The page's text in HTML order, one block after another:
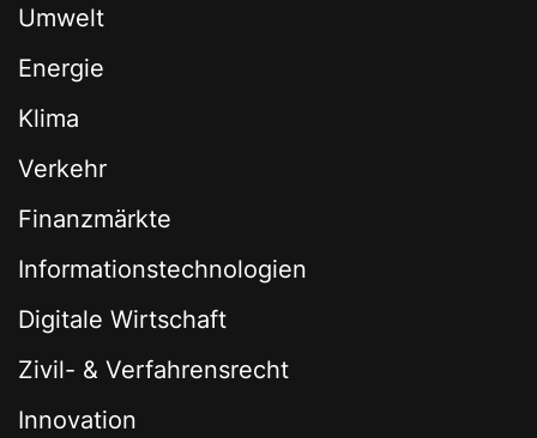
Umwelt
Energie
Klima
Verkehr
Finanzmärkte
Informationstechnologien
Digitale Wirtschaft
Zivil- & Verfahrensrecht
Innovation